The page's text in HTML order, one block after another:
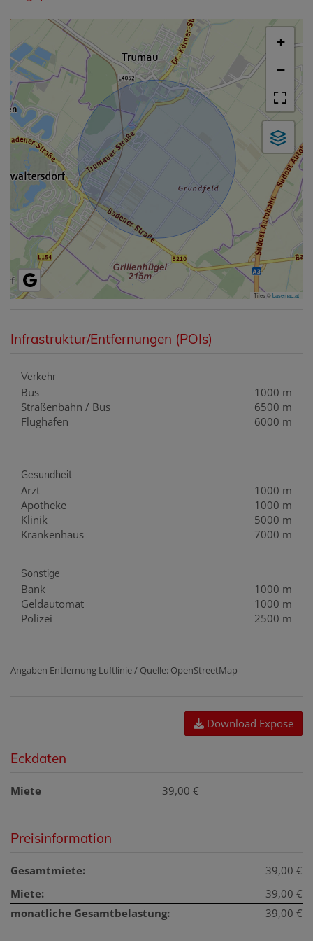
+
−
Tiles ©basemap.at
Infrastruktur/Entfernungen (POIs)
Verkehr
Bus
1000 m
Straßenbahn / Bus
6500 m
Flughafen
6000 m
Gesundheit
Arzt
1000 m
Apotheke
1000 m
Klinik
5000 m
Krankenhaus
7000 m
Sonstige
Bank
1000 m
Geldautomat
1000 m
Polizei
2500 m
Angaben Entfernung Luftlinie / Quelle: OpenStreetMap
Download Expose
Eckdaten
Miete 39,00 €
Preisinformation
Gesamtmiete:
39,00 €
Miete:
39,00 €
monatliche Gesamtbelastung:
39,00 €